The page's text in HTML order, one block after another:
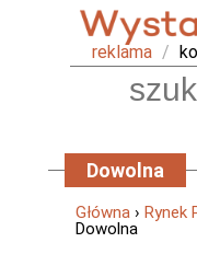
reklama /
Dowolna
Główna › Rynek
Dowolna